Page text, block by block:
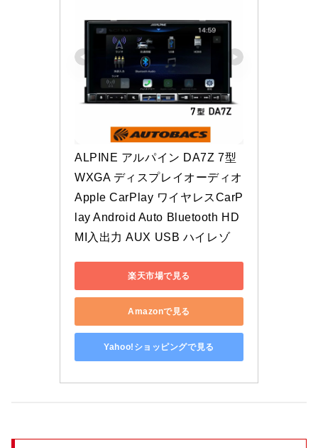
ALPINE アルパイン DA7Z 7型
WXGA ディスプレイオーディオ
Apple CarPlay ワイヤレスCarP
lay Android Auto Bluetooth HD
MI入出力 AUX USB ハイレゾ
楽天市場で見る
Amazonで見る
Yahoo!ショッピングで見る